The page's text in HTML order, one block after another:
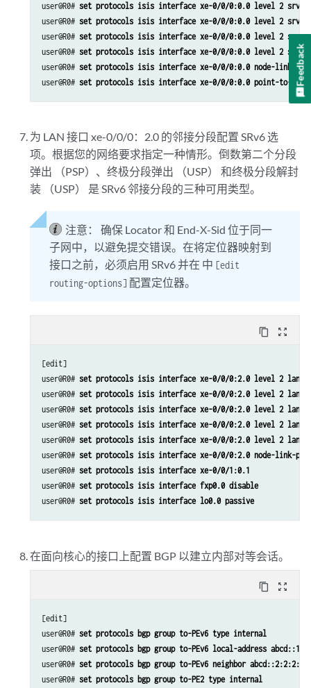
user@R0# set protocols isis interface xe-0/0/0:0.0 level 2 srv6-
user@R0# set protocols isis interface xe-0/0/0:0.0 level 2 srv6-
user@R0# set protocols isis interface xe-0/0/0:0.0 level 2 srv6-
user@R0# set protocols isis interface xe-0/0/0:0.0 level 2 srv6-
user@R0# set protocols isis interface xe-0/0/0:0.0 node-link-
user@R0# set protocols isis interface xe-0/0/0:0.0 point-to-
为 LAN 接口 xe-0/0/0：2.0 的邻接分段配置 SRv6 选
项。根据您的网络要求指定一种情形。倒数第二个分段
弹出 （PSP）、终极分段弹出 （USP） 和终极分段解封
装 （USP） 是 SRv6 邻接分段的三种可用类型。
注意：
确保 Locator 和 End-X-Sid 位于同一
子网中，以避免提交错误。在将定位器映射到
接口之前，必须启用 SRv6 并在 中 [edit
routing-options] 配置定位器。
content_copy zoom_out_map
[edit]
user@R0# set protocols isis interface xe-0/0/0:2.0 level 2 lan-
user@R0# set protocols isis interface xe-0/0/0:2.0 level 2 lan-
user@R0# set protocols isis interface xe-0/0/0:2.0 level 2 lan-
user@R0# set protocols isis interface xe-0/0/0:2.0 level 2 lan-
user@R0# set protocols isis interface xe-0/0/0:2.0 level 2 lan-
user@R0# set protocols isis interface xe-0/0/0:2.0 node-link-
user@R0# set protocols isis interface xe-0/0/1:0.1
user@R0# set protocols isis interface fxp0.0 disable
user@R0# set protocols isis interface lo0.0 passive
在面向核心的接口上配置 BGP 以建立内部对等会话。
content_copy zoom_out_map
[edit]
user@R0# set protocols bgp group to-PEv6 type internal
user@R0# set protocols bgp group to-PEv6 local-address
user@R0# set protocols bgp group to-PEv6 neighbor
user@R0# set protocols bgp group to-PE2 type internal
Feedback